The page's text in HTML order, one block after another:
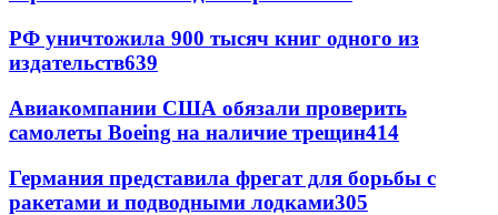
РФ уничтожила 900 тысяч книг одного из
издательств639
Авиакомпании США обязали проверить
самолеты Boeing на наличие трещин414
Германия представила фрегат для борьбы с
ракетами и подводными лодками305